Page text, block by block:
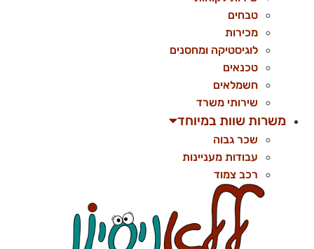
טבחים
מכירות
לוגיסטיקה ומחסנים
טכנאים
חשמלאים
שירותי משרד
משרות שוות במיוחד
שכר גבוה
עבודות מעניינות
רכב צמוד